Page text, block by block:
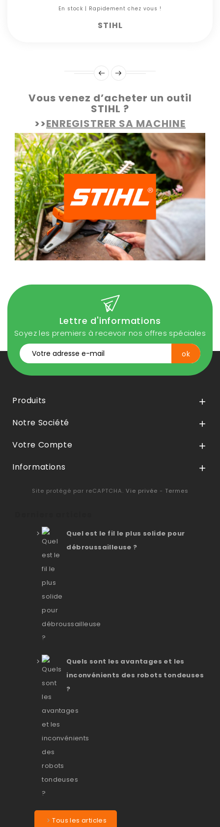
En stock | Rapidement chez vous !
STIHL
Vous venez d’acheter un outil
STIHL ?
>>ENREGISTRER SA MACHINE
Lettre d'informations
Soyez les premiers à recevoir nos offres spéciales
Produits 
Notre Société 
Votre Compte 
Informations 
Site protégé par reCAPTCHA. Vie privée - Termes
Quel est le fil le plus solide pour
débroussailleuse ?
Quels sont les avantages et les
inconvénients des robots tondeuses
?
Tous les articles